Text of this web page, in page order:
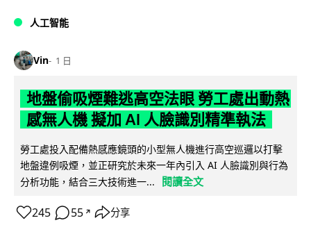
人工智能
Vin 1 日
地盤偷吸煙難逃高空法眼 勞工處出動熱
感無人機 擬加 AI 人臉識別精準執法
勞工處投入配備熱感應鏡頭的小型無人機進行高空巡邏以打擊
地盤違例吸煙，並正研究於未來一年內引入 AI 人臉識別與行為
分析功能，結合三大技術進一...
閱讀全文
245 55 ↗ 分享